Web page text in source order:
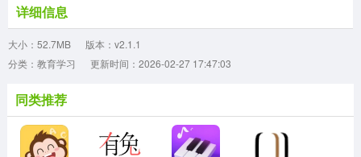
详细信息
大小：52.7MB
版本：v2.1.1
分类：教育学习
更新时间：2026-02-27 17:47:03
同类推荐